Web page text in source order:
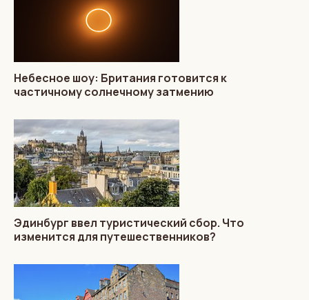
Небесное шоу: Британия готовится к
частичному солнечному затмению
Эдинбург ввел туристический сбор. Что
изменится для путешественников?